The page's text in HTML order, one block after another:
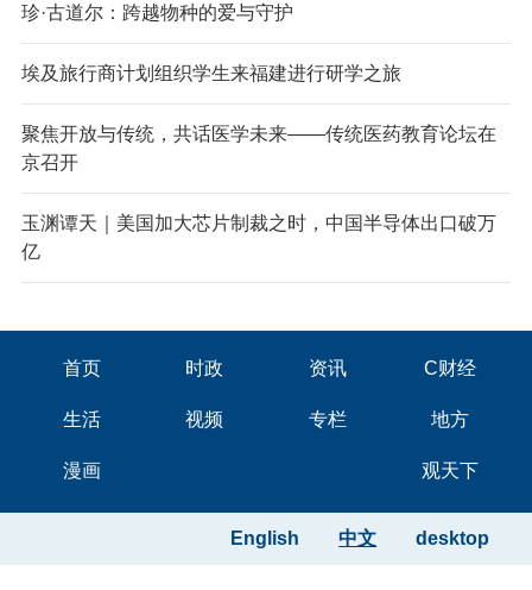
珍·古道尔：跨越物种的爱与守护
埃及旅行商计划组织学生来福建进行研学之旅
聚焦开放与传统，共话医学未来——传统医药教育论坛在
京召开
玉渊谭天｜美国加大芯片制裁之时，中国半导体出口破万
亿
首页 时政 资讯 C财经
生活 视频 专栏 地方
漫画 观天下
desktop
中文
English